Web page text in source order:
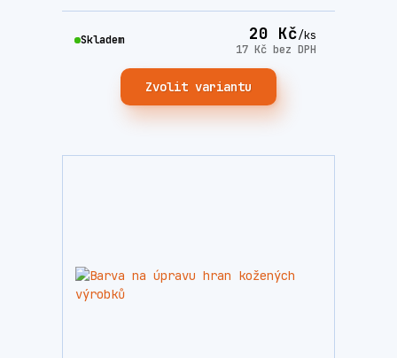
20 Kč/ks
17 Kč bez DPH
Skladem
Zvolit variantu